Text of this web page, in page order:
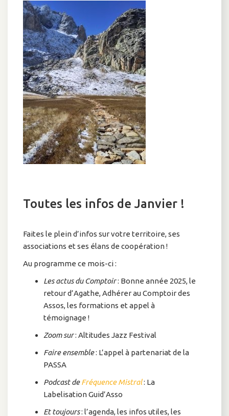
Toutes les infos de Janvier !
Faites le plein d’infos sur votre territoire, ses
associations et ses élans de coopération !
Au programme ce mois-ci :
Les actus du Comptoir: Bonne année 2025, le
retour d’Agathe, Adhérer au Comptoir des
Assos, les formations et appel à
témoignage !
Zoom sur: Altitudes Jazz Festival
Faire ensemble: L’appel à partenariat de la
PASSA
Podcast deFréquence Mistral: La
Labelisation Guid’Asso
Et toujours: l’agenda, les infos utiles, les